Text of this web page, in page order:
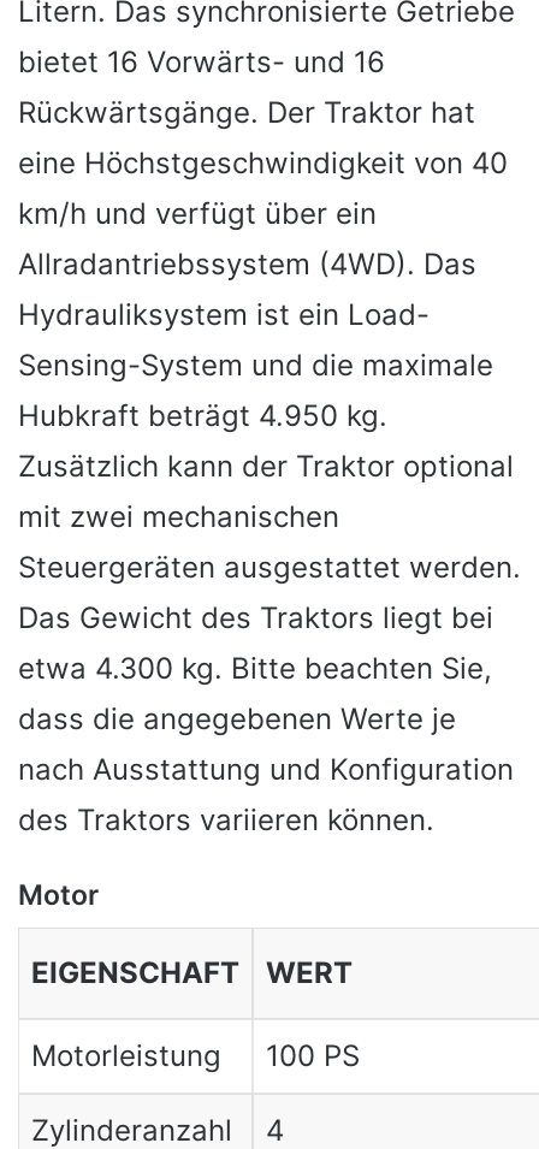
Litern. Das synchronisierte Getriebe
bietet 16 Vorwärts- und 16
Rückwärtsgänge. Der Traktor hat
eine Höchstgeschwindigkeit von 40
km/h und verfügt über ein
Allradantriebssystem (4WD). Das
Hydrauliksystem ist ein Load-
Sensing-System und die maximale
Hubkraft beträgt 4.950 kg.
Zusätzlich kann der Traktor optional
mit zwei mechanischen
Steuergeräten ausgestattet werden.
Das Gewicht des Traktors liegt bei
etwa 4.300 kg. Bitte beachten Sie,
dass die angegebenen Werte je
nach Ausstattung und Konfiguration
des Traktors variieren können.
Motor
EIGENSCHAFT WERT
Motorleistung 100 PS
Zylinderanzahl 4